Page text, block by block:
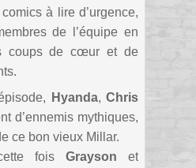
à lire d’urgence,
de l’équipe en
coups de cœur et de
Hyanda,Chris
d’ennemis mythiques,
ce bon vieux Millar.
fois Grayson et